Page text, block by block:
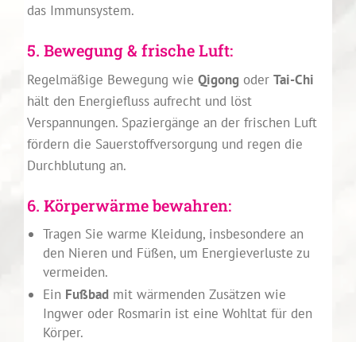
das Immunsystem.
5. Bewegung & frische Luft:
Regelmäßige Bewegung wie Qigong oder Tai-Chi
hält den Energiefluss aufrecht und löst
Verspannungen. Spaziergänge an der frischen Luft
fördern die Sauerstoffversorgung und regen die
Durchblutung an.
6. Körperwärme bewahren:
Tragen Sie warme Kleidung, insbesondere an
den Nieren und Füßen, um Energieverluste zu
vermeiden.
Ein Fußbad mit wärmenden Zusätzen wie
Ingwer oder Rosmarin ist eine Wohltat für den
Körper.